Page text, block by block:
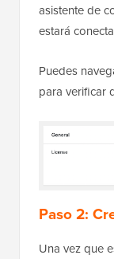
asistente de
estará
Puedes
para verificar
Paso 2:
Una vez que